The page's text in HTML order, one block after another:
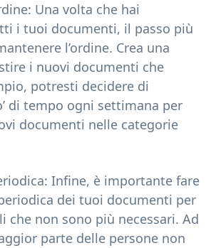
Una volta che hai
i tuoi documenti, il passo più
l’ordine. Crea una
i nuovi documenti che
potresti decidere di
di tempo ogni settimana per
documenti nelle categorie
Infine, è importante fare
dei tuoi documenti per
che non sono più necessari. Ad
parte delle persone non